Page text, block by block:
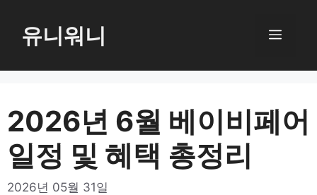
로
너
뛰
기
유니워니 메
2026년 6월 베이비페어
일정 및 혜택 총정리
2026년 05월 31일